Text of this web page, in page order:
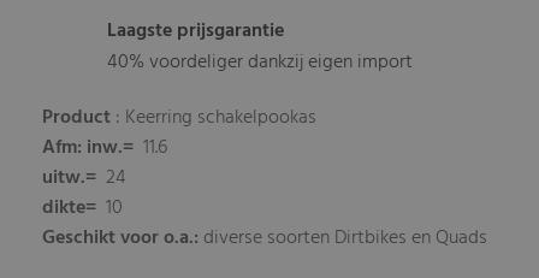
Laagste prijsgarantie
40% voordeliger dankzij eigen import
Product: Keerring schakelpookas
Afm: inw.=11.6
uitw.=24
dikte=10
Geschikt voor o.a.: diverse soorten Dirtbikes en Quads